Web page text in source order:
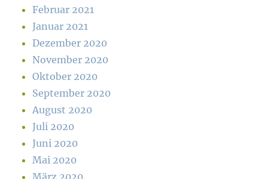
Februar 2021
Januar 2021
Dezember 2020
November 2020
Oktober 2020
September 2020
August 2020
Juli 2020
Juni 2020
Mai 2020